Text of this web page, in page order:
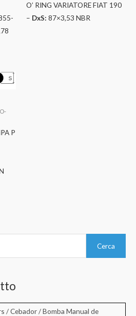
O’ RING VARIATORE FIAT 190
– DxS: 87×3,53 NBR
P
Cerca
/ Cebador / Bomba Manual de